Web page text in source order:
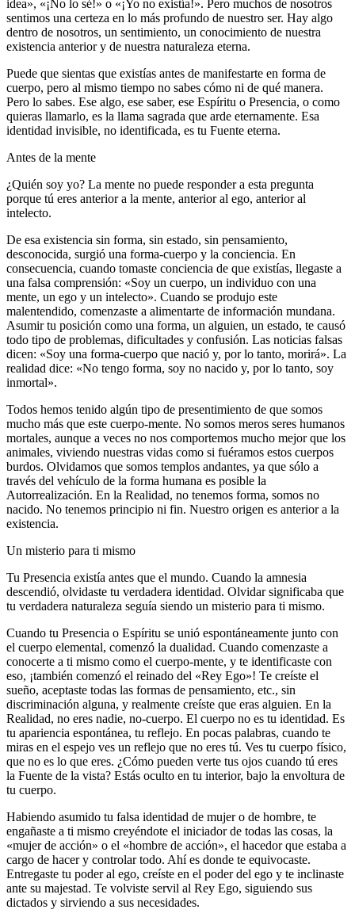
idea», «¡No lo sé!» o «¡Yo no existía!». Pero muchos de nosotros
sentimos una certeza en lo más profundo de nuestro ser. Hay algo
dentro de nosotros, un sentimiento, un conocimiento de nuestra
existencia anterior y de nuestra naturaleza eterna.
Puede que sientas que existías antes de manifestarte en forma de
cuerpo, pero al mismo tiempo no sabes cómo ni de qué manera.
Pero lo sabes. Ese algo, ese saber, ese Espíritu o Presencia, o como
quieras llamarlo, es la llama sagrada que arde eternamente. Esa
identidad invisible, no identificada, es tu Fuente eterna.
Antes de la mente
¿Quién soy yo? La mente no puede responder a esta pregunta
porque tú eres anterior a la mente, anterior al ego, anterior al
intelecto.
De esa existencia sin forma, sin estado, sin pensamiento,
desconocida, surgió una forma-cuerpo y la conciencia. En
consecuencia, cuando tomaste conciencia de que existías, llegaste a
una falsa comprensión: «Soy un cuerpo, un individuo con una
mente, un ego y un intelecto». Cuando se produjo este
malentendido, comenzaste a alimentarte de información mundana.
Asumir tu posición como una forma, un alguien, un estado, te causó
todo tipo de problemas, dificultades y confusión. Las noticias falsas
dicen: «Soy una forma-cuerpo que nació y, por lo tanto, morirá». La
realidad dice: «No tengo forma, soy no nacido y, por lo tanto, soy
inmortal».
Todos hemos tenido algún tipo de presentimiento de que somos
mucho más que este cuerpo-mente. No somos meros seres humanos
mortales, aunque a veces no nos comportemos mucho mejor que los
animales, viviendo nuestras vidas como si fuéramos estos cuerpos
burdos. Olvidamos que somos templos andantes, ya que sólo a
través del vehículo de la forma humana es posible la
Autorrealización. En la Realidad, no tenemos forma, somos no
nacido. No tenemos principio ni fin. Nuestro origen es anterior a la
existencia.
Un misterio para ti mismo
Tu Presencia existía antes que el mundo. Cuando la amnesia
descendió, olvidaste tu verdadera identidad. Olvidar significaba que
tu verdadera naturaleza seguía siendo un misterio para ti mismo.
Cuando tu Presencia o Espíritu se unió espontáneamente junto con
el cuerpo elemental, comenzó la dualidad. Cuando comenzaste a
conocerte a ti mismo como el cuerpo-mente, y te identificaste con
eso, ¡también comenzó el reinado del «Rey Ego»! Te creíste el
sueño, aceptaste todas las formas de pensamiento, etc., sin
discriminación alguna, y realmente creíste que eras alguien. En la
Realidad, no eres nadie, no-cuerpo. El cuerpo no es tu identidad. Es
tu apariencia espontánea, tu reflejo. En pocas palabras, cuando te
miras en el espejo ves un reflejo que no eres tú. Ves tu cuerpo físico,
que no es lo que eres. ¿Cómo pueden verte tus ojos cuando tú eres
la Fuente de la vista? Estás oculto en tu interior, bajo la envoltura de
tu cuerpo.
Habiendo asumido tu falsa identidad de mujer o de hombre, te
engañaste a ti mismo creyéndote el iniciador de todas las cosas, la
«mujer de acción» o el «hombre de acción», el hacedor que estaba a
cargo de hacer y controlar todo. Ahí es donde te equivocaste.
Entregaste tu poder al ego, creíste en el poder del ego y te inclinaste
ante su majestad. Te volviste servil al Rey Ego, siguiendo sus
dictados y sirviendo a sus necesidades.